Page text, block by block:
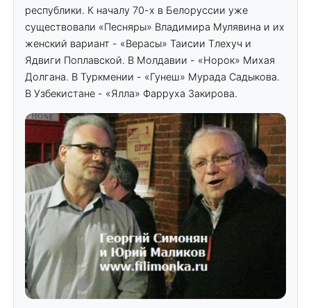
республики. К началу 70-х в Белоруссии уже
существовали «Песняры» Владимира Мулявина и их
женский вариант - «Верасы» Таисии Тлехуч и
Ядвиги Поплавской. В Молдавии - «Норок» Михая
Долгана. В Туркмении - «Гунеш» Мурада Садыкова.
В Узбекистане - «Ялла» Фарруха Закирова.